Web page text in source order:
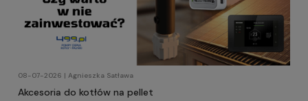
08-07-2026 | Agnieszka Satława
Akcesoria do kotłów na pellet